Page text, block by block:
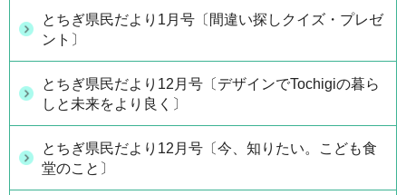
とちぎ県民だより1月号〔間違い探しクイズ・プレゼ
ント〕
とちぎ県民だより12月号〔デザインでTochigiの暮ら
しと未来をより良く〕
とちぎ県民だより12月号〔今、知りたい。こども食
堂のこと〕